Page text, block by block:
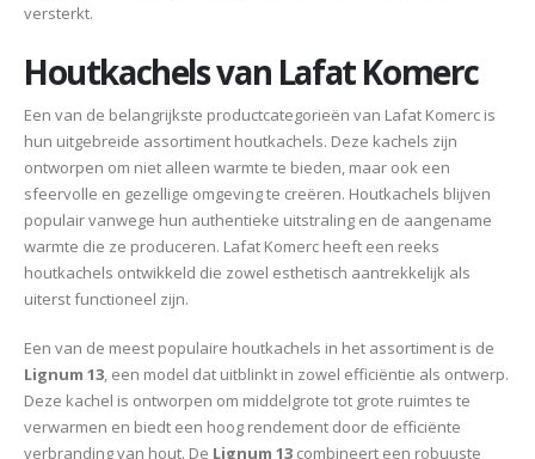
versterkt.
Houtkachels van Lafat Komerc
Een van de belangrijkste productcategorieën van Lafat Komerc is
hun uitgebreide assortiment houtkachels. Deze kachels zijn
ontworpen om niet alleen warmte te bieden, maar ook een
sfeervolle en gezellige omgeving te creëren. Houtkachels blijven
populair vanwege hun authentieke uitstraling en de aangename
warmte die ze produceren. Lafat Komerc heeft een reeks
houtkachels ontwikkeld die zowel esthetisch aantrekkelijk als
uiterst functioneel zijn.
Een van de meest populaire houtkachels in het assortiment is de
Lignum 13, een model dat uitblinkt in zowel efficiëntie als ontwerp.
Deze kachel is ontworpen om middelgrote tot grote ruimtes te
verwarmen en biedt een hoog rendement door de efficiënte
verbranding van hout. De Lignum 13 combineert een robuuste